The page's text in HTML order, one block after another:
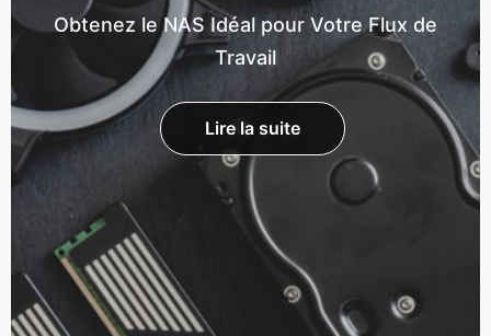
Obtenez le NAS Idéal pour Votre Flux de
Travail
Lire la suite